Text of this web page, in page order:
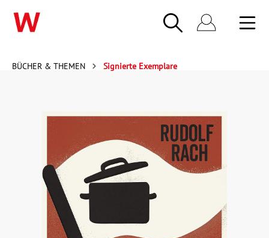
BÜCHER & THEMEN Signierte Exemplare